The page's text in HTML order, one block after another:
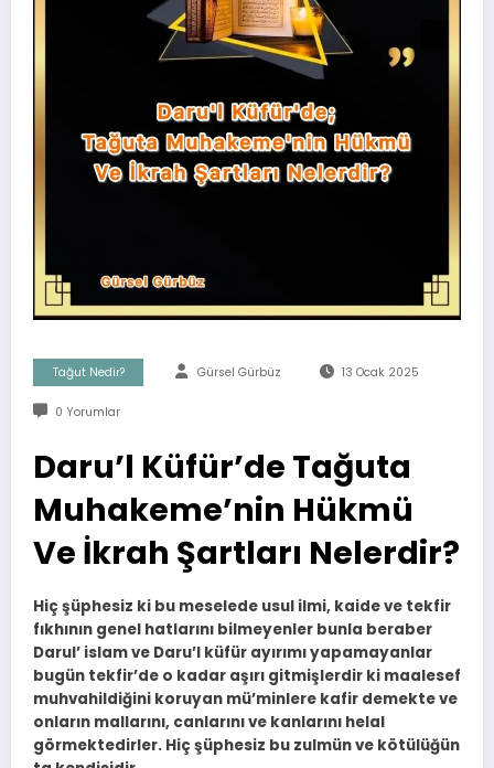
Tağut Nedir? Gürsel Gürbüz 13 Ocak 2025
0 Yorumlar
Daru’l Küfür’de Tağuta
Muhakeme’nin Hükmü
Ve İkrah Şartları Nelerdir?
Hiç şüphesiz ki bu meselede usul ilmi, kaide ve tekfir
fıkhının genel hatlarını bilmeyenler bunla beraber
Darul’ islam ve Daru’l küfür ayırımı yapamayanlar
bugün tekfir’de o kadar aşırı gitmişlerdir ki maalesef
muhvahildiğini koruyan mü’minlere kafir demekte ve
onların mallarını, canlarını ve kanlarını helal
görmektedirler. Hiç şüphesiz bu zulmün ve kötülüğün